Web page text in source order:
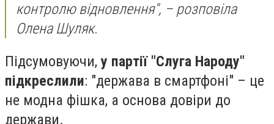
контролю відновлення", – розповіла
Олена Шуляк.
Підсумовуючи, у партії "Слуга Народу"
підкреслили: "держава в смартфоні" – це
не модна фішка, а основа довіри до
держави.